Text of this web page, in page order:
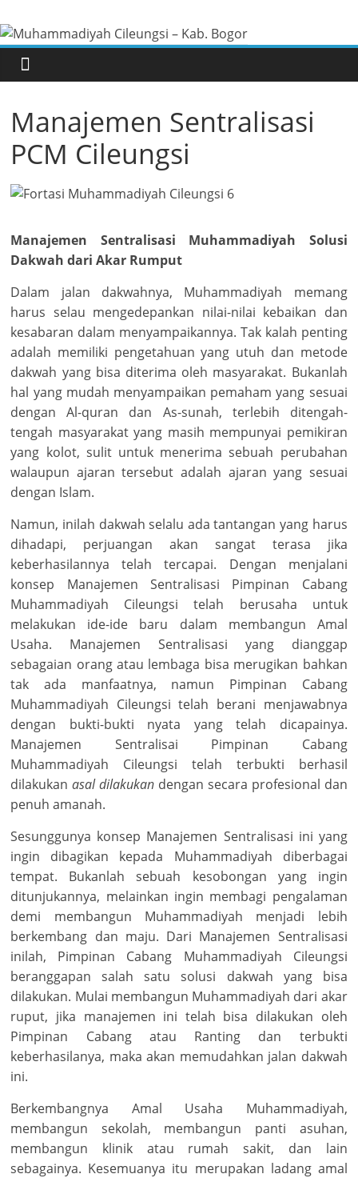
to
content
Muhammadiyah
Cileungsi
–
Kab.
Bogor
Situs
Resmi
Cabang
Muhammadiyah
Cileungsi
Manajemen Sentralisasi
PCM Cileungsi
Manajemen Sentralisasi Muhammadiyah Solusi
Dakwah dari Akar Rumput
Dalam jalan dakwahnya, Muhammadiyah memang
harus selau mengedepankan nilai-nilai kebaikan dan
kesabaran dalam menyampaikannya. Tak kalah penting
adalah memiliki pengetahuan yang utuh dan metode
dakwah yang bisa diterima oleh masyarakat. Bukanlah
hal yang mudah menyampaikan pemaham yang sesuai
dengan Al-quran dan As-sunah, terlebih ditengah-
tengah masyarakat yang masih mempunyai pemikiran
yang kolot, sulit untuk menerima sebuah perubahan
walaupun ajaran tersebut adalah ajaran yang sesuai
dengan Islam.
Namun, inilah dakwah selalu ada tantangan yang harus
dihadapi, perjuangan akan sangat terasa jika
keberhasilannya telah tercapai. Dengan menjalani
konsep Manajemen Sentralisasi Pimpinan Cabang
Muhammadiyah Cileungsi telah berusaha untuk
melakukan ide-ide baru dalam membangun Amal
Usaha. Manajemen Sentralisasi yang dianggap
sebagaian orang atau lembaga bisa merugikan bahkan
tak ada manfaatnya, namun Pimpinan Cabang
Muhammadiyah Cileungsi telah berani menjawabnya
dengan bukti-bukti nyata yang telah dicapainya.
Manajemen Sentralisai Pimpinan Cabang
Muhammadiyah Cileungsi telah terbukti berhasil
dilakukanasal dilakukan dengan secara profesional dan
penuh amanah.
Sesunggunya konsep Manajemen Sentralisasi ini yang
ingin dibagikan kepada Muhammadiyah diberbagai
tempat. Bukanlah sebuah kesobongan yang ingin
ditunjukannya, melainkan ingin membagi pengalaman
demi membangun Muhammadiyah menjadi lebih
berkembang dan maju. Dari Manajemen Sentralisasi
inilah, Pimpinan Cabang Muhammadiyah Cileungsi
beranggapan salah satu solusi dakwah yang bisa
dilakukan. Mulai membangun Muhammadiyah dari akar
ruput, jika manajemen ini telah bisa dilakukan oleh
Pimpinan Cabang atau Ranting dan terbukti
keberhasilanya, maka akan memudahkan jalan dakwah
ini.
Berkembangnya Amal Usaha Muhammadiyah,
membangun sekolah, membangun panti asuhan,
membangun klinik atau rumah sakit, dan lain
sebagainya. Kesemuanya itu merupakan ladang amal